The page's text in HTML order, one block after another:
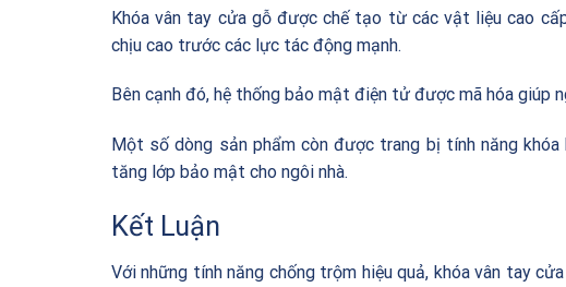
Khóa vân tay cửa gỗ được chế tạo từ các vật liệu cao
chịu cao trước các lực tác động mạnh.
Bên cạnh đó, hệ thống bảo mật điện tử được mã hóa giúp
Một số dòng sản phẩm còn được trang bị tính năng
tăng lớp bảo mật cho ngôi nhà.
Kết Luận
Với những tính năng chống trộm hiệu quả, khóa vân tay